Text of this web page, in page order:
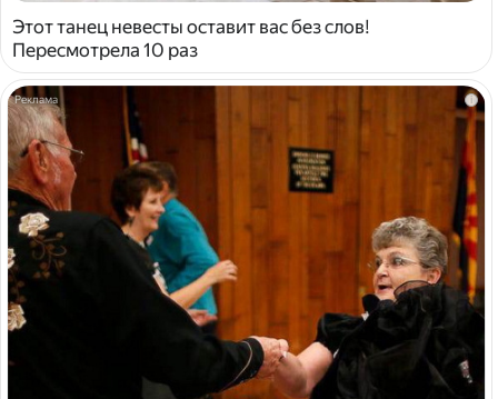
Этот танец невесты оставит вас без слов!
Пересмотрела 10 раз
i